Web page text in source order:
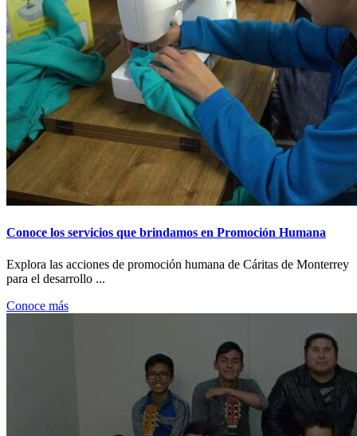
Conoce los servicios que brindamos en Promoción Humana
Explora las acciones de promoción humana de Cáritas de Monterrey
para el desarrollo ...
Conoce más